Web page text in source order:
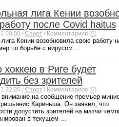
лига Кении
после Covid haitus
00:00 / Спорт / Комментариев (0)
Кении возобновила свою работу
по борьбе с вирусом ...
в Риге будет
без зрителей
22:26 / Спорт / Комментариев (0)
на сообщение премьер-
Кариньша. Он заявил, что
допустить зрителей на матчи
в текущем ...